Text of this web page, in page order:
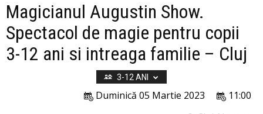
Magicianul Augustin Show.
Spectacol de magie pentru copii
3-12 ani si intreaga familie – Cluj
3-12 ANI
11:00
Duminică 05 Martie 2023